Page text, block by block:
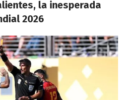
la inesperada
2026